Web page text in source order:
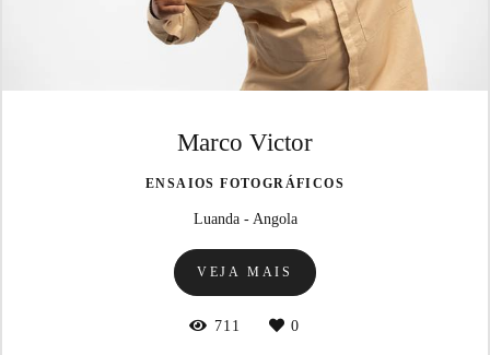
Marco Victor
ENSAIOS FOTOGRÁFICOS
Luanda - Angola
VEJA MAIS
711 0